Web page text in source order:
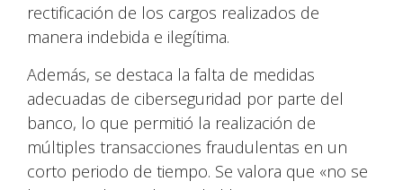
rectificación de los cargos realizados de
manera indebida e ilegítima.
Además, se destaca la falta de medidas
adecuadas de ciberseguridad por parte del
banco, lo que permitió la realización de
múltiples transacciones fraudulentas en un
corto periodo de tiempo. Se valora que «no se